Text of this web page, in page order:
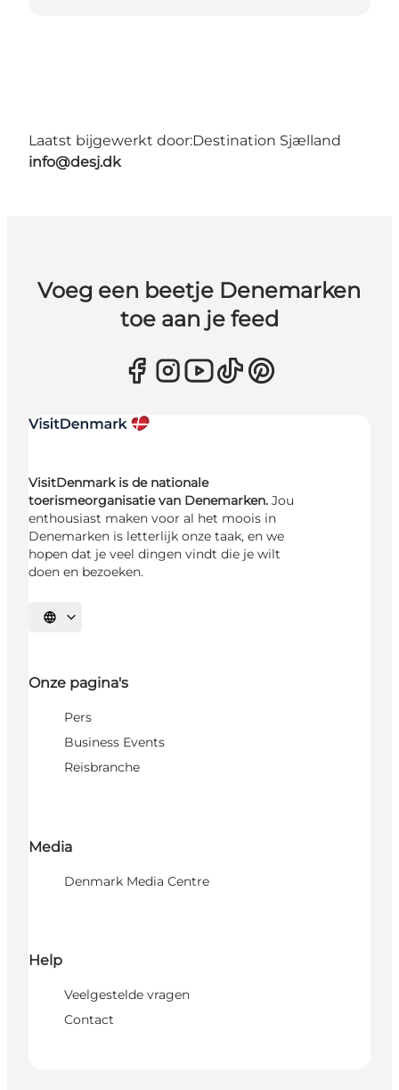
Laatst bijgewerkt door:Destination Sjælland
info@desj.dk
Voeg een beetje Denemarken
toe aan je feed
VisitDenmark is de nationale
toerismeorganisatie van Denemarken. Jou
enthousiast maken voor al het moois in
Denemarken is letterlijk onze taak, en we
hopen dat je veel dingen vindt die je wilt
doen en bezoeken.
Selecteer taal
Onze pagina's
Pers
Business Events
Reisbranche
Media
Denmark Media Centre
Help
Veelgestelde vragen
Contact